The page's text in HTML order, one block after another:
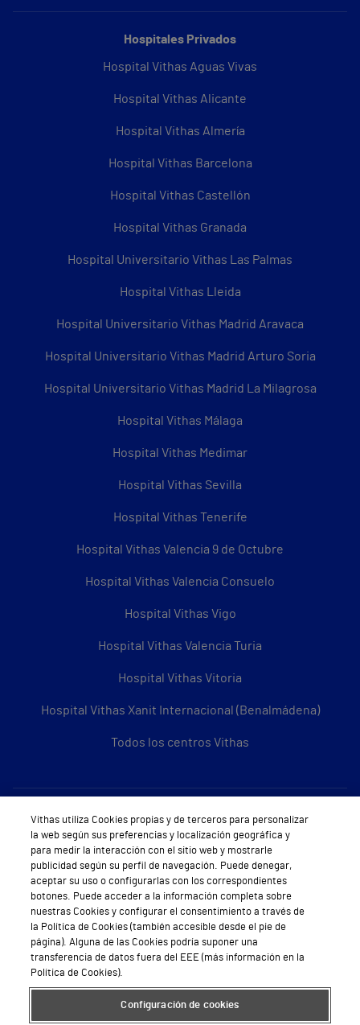
Hospitales Privados
Hospital Vithas Aguas Vivas
Hospital Vithas Alicante
Hospital Vithas Almería
Hospital Vithas Barcelona
Hospital Vithas Castellón
Hospital Vithas Granada
Hospital Universitario Vithas Las Palmas
Hospital Vithas Lleida
Hospital Universitario Vithas Madrid Aravaca
Hospital Universitario Vithas Madrid Arturo Soria
Hospital Universitario Vithas Madrid La Milagrosa
Hospital Vithas Málaga
Hospital Vithas Medimar
Hospital Vithas Sevilla
Hospital Vithas Tenerife
Hospital Vithas Valencia 9 de Octubre
Hospital Vithas Valencia Consuelo
Hospital Vithas Vigo
Hospital Vithas Valencia Turia
Hospital Vithas Vitoria
Hospital Vithas Xanit Internacional (Benalmádena)
Todos los centros Vithas
Sobre Vithas
Quiénes somos
Trabajar en Vithas
Teléfono Cita Médica
Teléfono Atención al Cliente
Política de seguridad y salud en el trabajo
Conoce a Supervita
Vithas utiliza Cookies propias y de terceros para personalizar
la web según sus preferencias y localización geográfica y
para medir la interacción con el sitio web y mostrarle
publicidad según su perfil de navegación. Puede denegar,
aceptar su uso o configurarlas con los correspondientes
botones. Puede acceder a la información completa sobre
nuestras Cookies y configurar el consentimiento a través de
la Política de Cookies (también accesible desde el pie de
página). Alguna de las Cookies podría suponer una
transferencia de datos fuera del EEE (más información en la
Política de Cookies).
Configuración de cookies